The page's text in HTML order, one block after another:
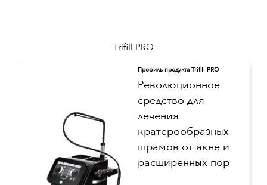
Trifill PRO
Профиль продукта Trifill PRO
Революционное
средство для
лечения
кратерообразных
шрамов от акне и
расширенных пор